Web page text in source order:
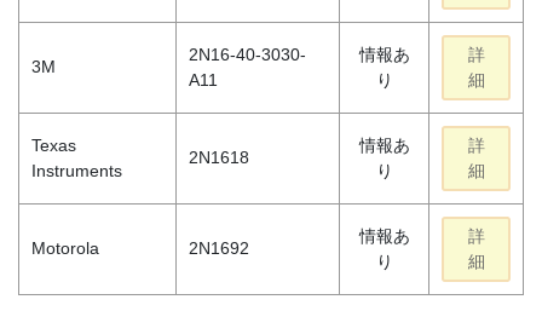
3M
2N16-40-3030-
A11
情報あ
り
詳
細
Texas
Instruments
2N1618
情報あ
り
詳
細
Motorola 2N1692
情報あ
り
詳
細